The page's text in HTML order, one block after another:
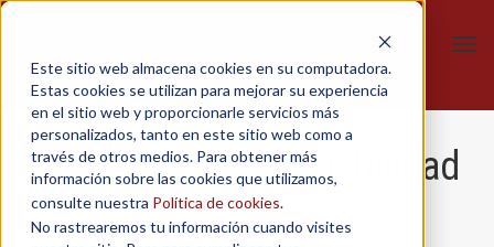
Este sitio web almacena cookies en su computadora.
Estas cookies se utilizan para mejorar su experiencia
en el sitio web y proporcionarle servicios más
personalizados, tanto en este sitio web como a
través de otros medios. Para obtener más
información sobre las cookies que utilizamos,
consulte nuestra Política de cookies.
No rastrearemos tu información cuando visites
Dirección en sostenibilidad
Home / Cursos / Dirección en sostenibilidad